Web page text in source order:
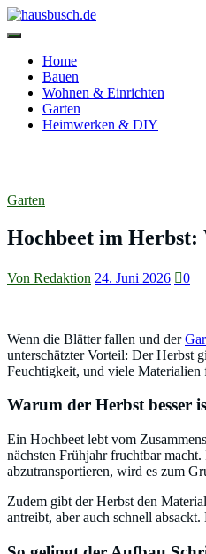
Zum
Inhalt
hausbusch.de
Home
Bauen
Wohnen & Einrichten
Garten
Heimwerken & DIY
Garten
Hochbeet im
Von Redaktion 24. Juni 2026 0
Wenn die Blätter fallen und der
unterschätzter Vorteil: Der Herbst
Feuchtigkeit, und viele Materialien
Warum der Herbst besser
Ein Hochbeet lebt vom
nächsten Frühjahr fruchtbar
abzutransportieren, wird es zum
Zudem gibt der Herbst den
antreibt, aber auch schnell